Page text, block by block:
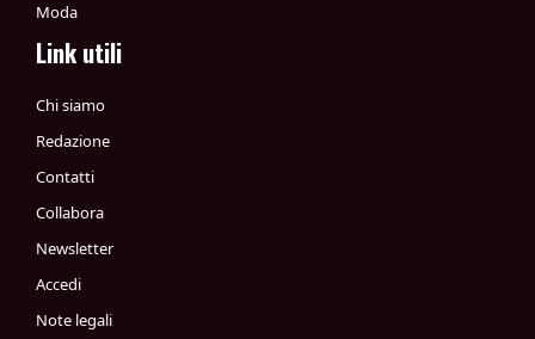
Moda
Link utili
Chi siamo
Redazione
Contatti
Collabora
Newsletter
Accedi
Note legali